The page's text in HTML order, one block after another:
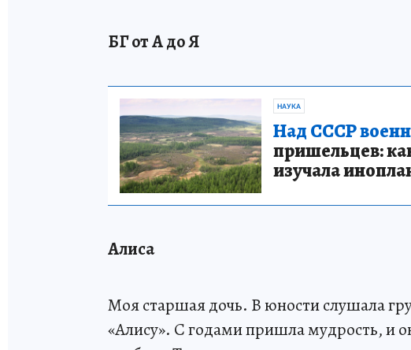
БГ от А до Я
НАУКА
Над СССР
пришельцев:
изучала
Алиса
Моя старшая дочь. В юности слушала
«Алису». С годами пришла мудрость, и